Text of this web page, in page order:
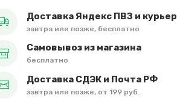
Доставка Яндекс ПВЗ и курьер
завтра или позже, бесплатно
Самовывоз из магазина
бесплатно
Доставка СДЭК и Почта РФ
завтра или позже, от 199 руб.